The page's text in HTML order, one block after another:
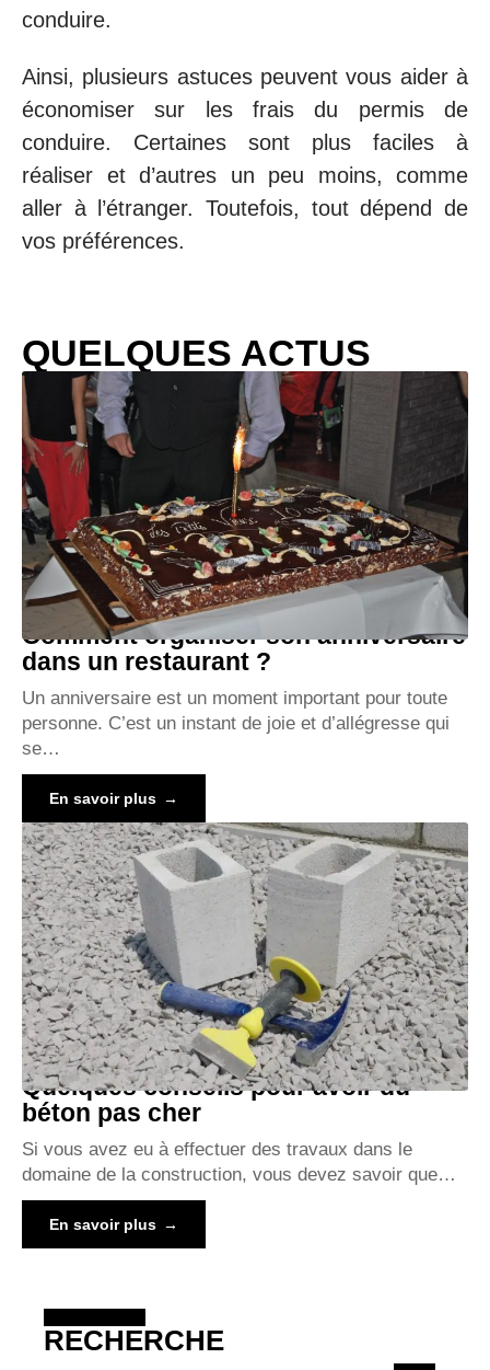
conduire.
Ainsi, plusieurs astuces peuvent vous aider à
économiser sur les frais du permis de
conduire. Certaines sont plus faciles à
réaliser et d’autres un peu moins, comme
aller à l’étranger. Toutefois, tout dépend de
vos préférences.
QUELQUES ACTUS
Comment organiser son anniversaire
dans un restaurant ?
Un anniversaire est un moment important pour toute
personne. C’est un instant de joie et d’allégresse qui
se…
En savoir plus
Quelques conseils pour avoir du
béton pas cher
Si vous avez eu à effectuer des travaux dans le
domaine de la construction, vous devez savoir que…
En savoir plus
RECHERCHE